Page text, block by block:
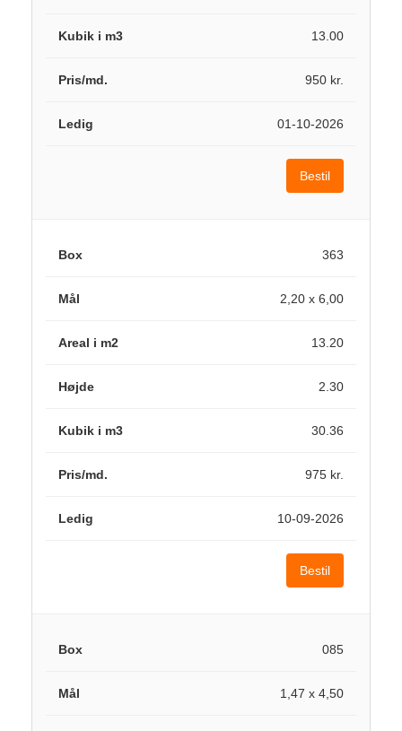
13.00
950 kr.
01-10-2026
Bestil
363
2,20 x 6,00
13.20
2.30
30.36
975 kr.
10-09-2026
Bestil
085
1,47 x 4,50